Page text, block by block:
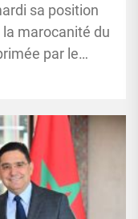
sa position
marocanité du
par le